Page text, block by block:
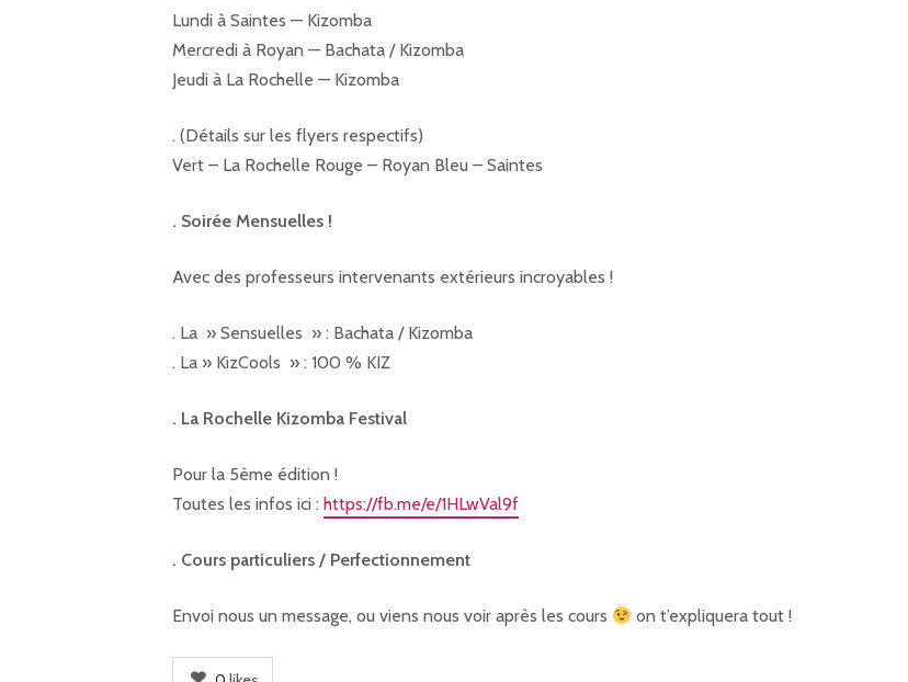
Lundi à Saintes — Kizomba
Mercredi à Royan — Bachata / Kizomba
Jeudi à La Rochelle — Kizomba
. (Détails sur les flyers respectifs)
Vert – La Rochelle Rouge – Royan Bleu – Saintes
. Soirée Mensuelles !
Avec des professeurs intervenants extérieurs incroyables !
. La » Sensuelles » : Bachata / Kizomba
. La » KizCools » : 100 % KIZ
. La Rochelle Kizomba Festival
Pour la 5ème édition !
Toutes les infos ici : https://fb.me/e/1HLwVal9f
. Cours particuliers / Perfectionnement
Envoi nous un message, ou viens nous voir après les cours on t’expliquera tout !